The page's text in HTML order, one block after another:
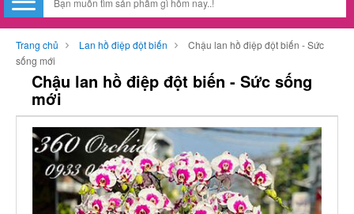
Trang chủ Lan hồ điệp đột biến
Chậu lan hồ điệp đột biến - Sức
sống mới
Chậu lan hồ điệp đột biến - Sức sống
mới